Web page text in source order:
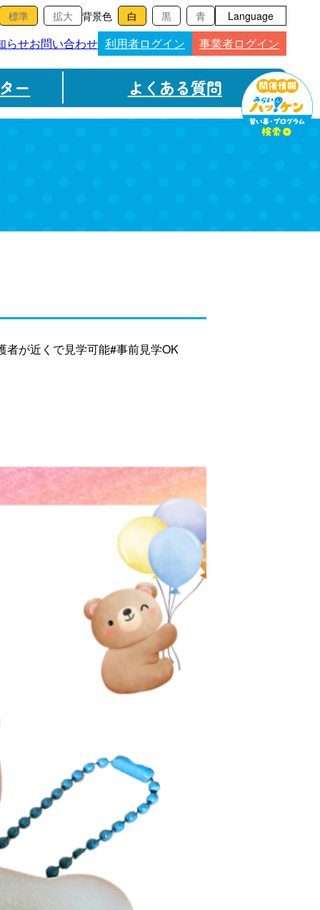
背景色 Language
らせお問い合わせ 利用者ログイン 事業者ログイン
ー よくある質問
者が近くで見学可能#事前見学OK